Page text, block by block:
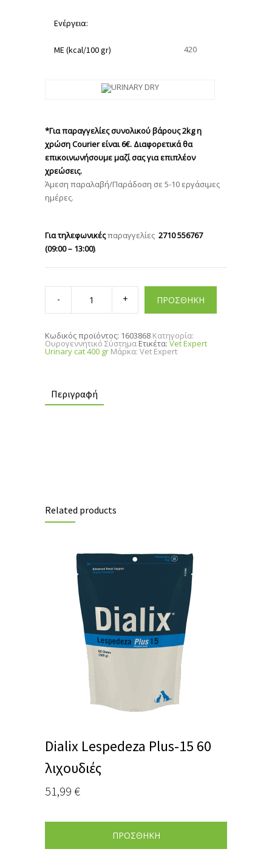
Ενέργεια:
ME (kcal/100 gr) 420
*Για παραγγελίες συνολικού βάρους 2kg η
χρώση Courier είναι 6€. Διαφορετικά θα
επικοινωνήσουμε μαζί σας για επιπλέον
χρεώσεις.
Άμεση παραλαβή/Παράδοση σε 5-10 εργάσιμες
ημέρες.
Για τηλεφωνικέςπαραγγελίες 2710 556767
(09:00 – 13:00).
Vet
Expert
cat
quantity
ΠΡΟΣΘΗΚΗ
Κωδικός προϊόντος: 1603868 Κατηγορία:
Ουρογεννητικό Σύστημα Ετικέτα: Vet Expert
Urinary cat 400 gr Μάρκα: Vet Expert
Περιγραφή
Related products
Dialix Lespedeza Plus-15 60
λιχουδιές
51,99 €
ΠΡΟΣΘΗΚΗ